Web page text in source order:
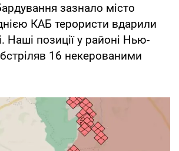
зазнало місто
КАБ терористи вдарили
Наші позиції у районі Нью-
16 некерованими